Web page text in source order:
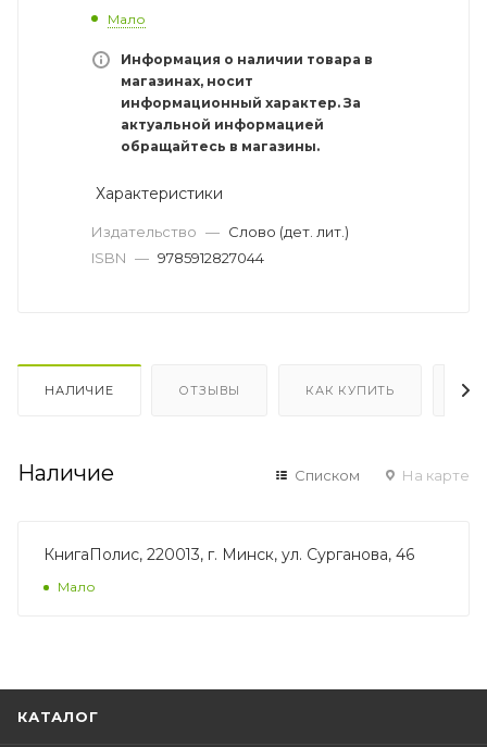
Мало
Информация о наличии товара в
магазинах, носит
информационный характер. За
актуальной информацией
обращайтесь в магазины.
Характеристики
Издательство — Слово (дет. лит.)
ISBN — 9785912827044
НАЛИЧИЕ ОТЗЫВЫ КАК КУПИТЬ
Наличие Списком На карте
КнигаПолис, 220013, г. Минск, ул. Сурганова, 46
Мало
КАТАЛОГ